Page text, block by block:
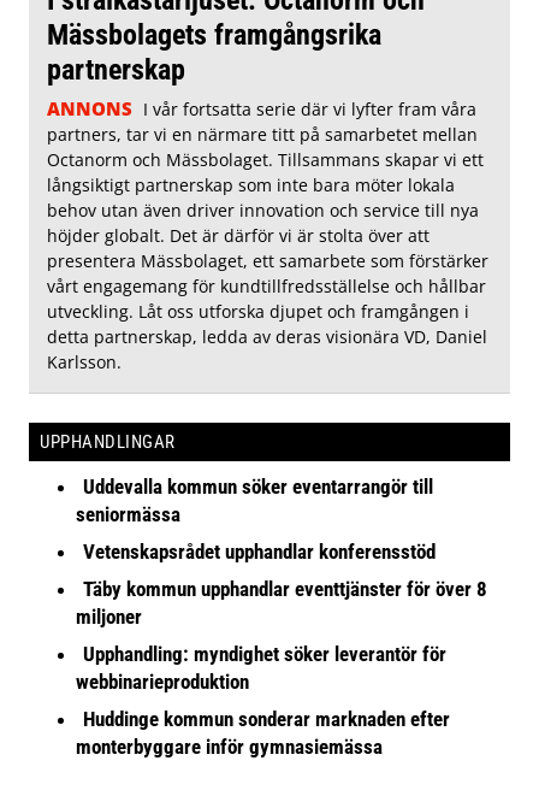
Mässbolagets framgångsrika
partnerskap
ANNONS I vår fortsatta serie där vi lyfter fram våra
partners, tar vi en närmare titt på samarbetet mellan
Octanorm och Mässbolaget. Tillsammans skapar vi ett
långsiktigt partnerskap som inte bara möter lokala
behov utan även driver innovation och service till nya
höjder globalt. Det är därför vi är stolta över att
presentera Mässbolaget, ett samarbete som förstärker
vårt engagemang för kundtillfredsställelse och hållbar
utveckling. Låt oss utforska djupet och framgången i
detta partnerskap, ledda av deras visionära VD, Daniel
Karlsson.
UPPHANDLINGAR
Uddevalla kommun söker eventarrangör till
seniormässa
Vetenskapsrådet upphandlar konferensstöd
Täby kommun upphandlar eventtjänster för över 8
miljoner
Upphandling: myndighet söker leverantör för
webbinarieproduktion
Huddinge kommun sonderar marknaden efter
monterbyggare inför gymnasiemässa